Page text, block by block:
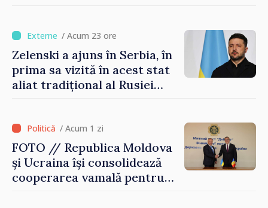
/ Acum 23 ore
Zelenski a ajuns în Serbia, în
prima sa vizită în acest stat
aliat tradițional al Rusiei
/ Acum 1 zi
FOTO // Republica Moldova
și Ucraina își consolidează
cooperarea vamală pentru